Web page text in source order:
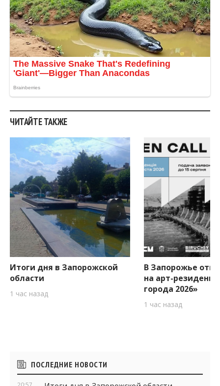
ЧИТАЙТЕ ТАКЖЕ
Итоги дня в Запорожской
области
1 час назад
В Запорожье
на арт-
города 2026»
1 час назад
Боковые
виджеты
ПОСЛЕДНИЕ НОВОСТИ